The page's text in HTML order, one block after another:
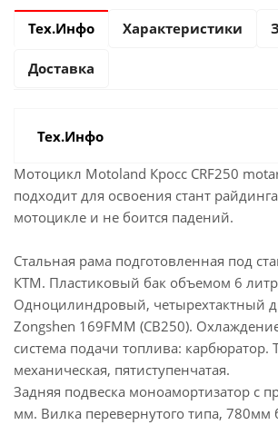
Тех.Инфо Характеристики
Доставка
Тех.Инфо
Мотоцикл Motoland Кросс CRF250
подходит для освоения стант
мотоцикле и не боится падений.
Стальная рама подготовленная под
КТМ. Пластиковый бак объемом 6
Одноцилиндровый, четырехтактный
Zongshen 169FMM (CB250).
система подачи топлива: карбюратор.
механическая, пятиступенчатая.
Задняя подвеска моноамортизатор с
мм. Вилка перевернутого типа, 780мм